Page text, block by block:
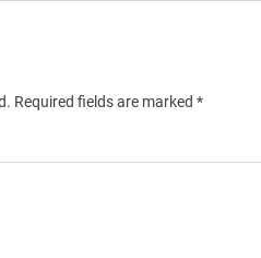
Required fields are marked *